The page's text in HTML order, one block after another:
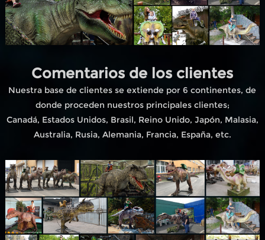
Comentarios de los clientes
Nuestra base de clientes se extiende por 6 continentes, de
donde proceden nuestros principales clientes;
Canadá, Estados Unidos, Brasil, Reino Unido, Japón, Malasia,
Australia, Rusia, Alemania, Francia, España, etc.